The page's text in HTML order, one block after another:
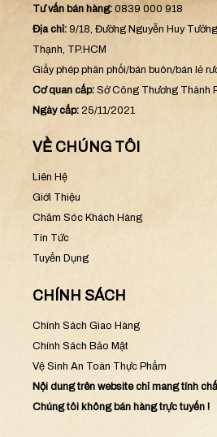
Tư vấn bán hàng: 0839 000 918
Địa chỉ: 9/18, Đường Nguyễn Huy
Thạnh, TP.HCM
Giấy phép phân phối/bán buôn/bán lẻ
Cơ quan cấp: Sở Công Thương Thành
Ngày cấp: 25/11/2021
VỀ CHÚNG TÔI
Liên Hệ
Giới Thiệu
Chăm Sóc Khách Hàng
Tin Tức
Tuyển Dụng
CHÍNH SÁCH
Chính Sách Giao Hàng
Chính Sách Bảo Mật
Vệ Sinh An Toàn Thực Phẩm
Nội dung trên website chỉ mang tính
Chúng tôi không bán hàng trực tuyến !